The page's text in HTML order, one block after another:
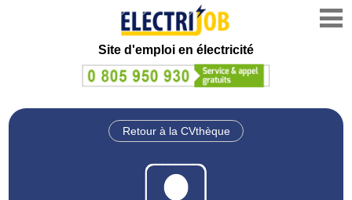
Site d'emploi en électricité
Retour à la CVthèque